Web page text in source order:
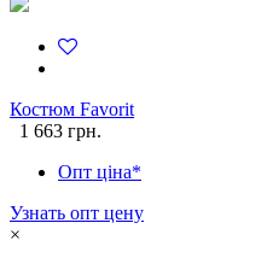
Костюм Favorit
1 663 грн.
Опт ціна*
Узнать опт цену
×